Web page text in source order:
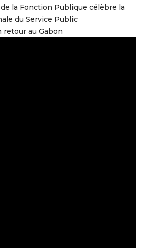
la Fonction Publique célèbre la
du Service Public
retour au Gabon